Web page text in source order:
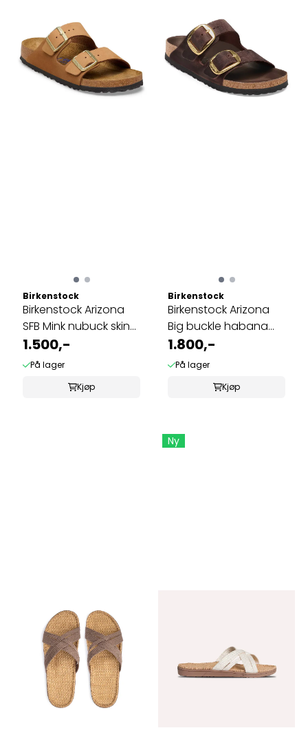
Birkenstock
Birkenstock Arizona
SFB Mink nubuck skinn
smal ...
1.500,-
På lager
Kjøp
Birkenstock
Birkenstock Arizona
Big buckle habana
skinn smal
1.800,-
På lager
Kjøp
Ny